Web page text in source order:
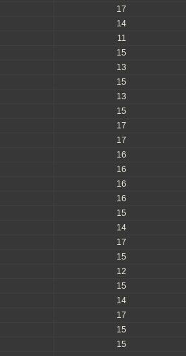
17
14
11
15
13
15
13
15
17
17
16
16
16
16
15
14
17
15
12
15
14
17
15
15